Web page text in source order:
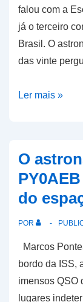
falou com a
já o terceiro
Brasil. O
das vinte
Marcos
escola
brasileira
e
Ler mais »
O
do
POR
Marcos
bordo da ISS,
imensos QSO
lugares